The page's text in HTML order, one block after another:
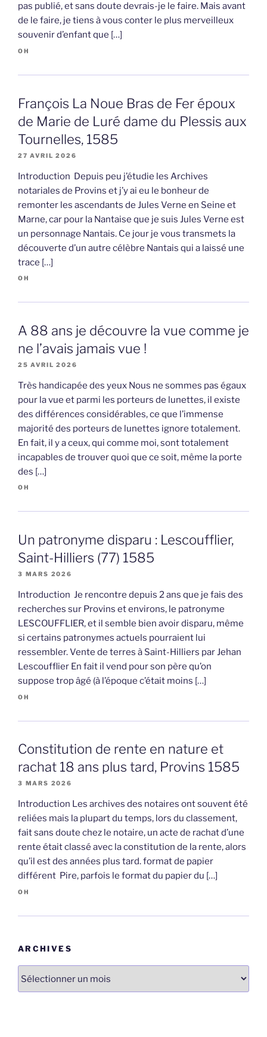
pas publié, et sans doute devrais-je le faire. Mais avant
de le faire, je tiens à vous conter le plus merveilleux
souvenir d’enfant que […]
OH
François La Noue Bras de Fer époux
de Marie de Luré dame du Plessis aux
Tournelles, 1585
27 AVRIL 2026
Introduction Depuis peu j’étudie les Archives
notariales de Provins et j’y ai eu le bonheur de
remonter les ascendants de Jules Verne en Seine et
Marne, car pour la Nantaise que je suis Jules Verne est
un personnage Nantais. Ce jour je vous transmets la
découverte d’un autre célèbre Nantais qui a laissé une
trace […]
OH
A 88 ans je découvre la vue comme je
ne l’avais jamais vue !
25 AVRIL 2026
Très handicapée des yeux Nous ne sommes pas égaux
pour la vue et parmi les porteurs de lunettes, il existe
des différences considérables, ce que l’immense
majorité des porteurs de lunettes ignore totalement.
En fait, il y a ceux, qui comme moi, sont totalement
incapables de trouver quoi que ce soit, même la porte
des […]
OH
Un patronyme disparu : Lescoufflier,
Saint-Hilliers (77) 1585
3 MARS 2026
Introduction Je rencontre depuis 2 ans que je fais des
recherches sur Provins et environs, le patronyme
LESCOUFFLIER, et il semble bien avoir disparu, même
si certains patronymes actuels pourraient lui
ressembler. Vente de terres à Saint-Hilliers par Jehan
Lescoufflier En fait il vend pour son père qu’on
suppose trop âgé (à l’époque c’était moins […]
OH
Constitution de rente en nature et
rachat 18 ans plus tard, Provins 1585
3 MARS 2026
Introduction Les archives des notaires ont souvent été
reliées mais la plupart du temps, lors du classement,
fait sans doute chez le notaire, un acte de rachat d’une
rente était classé avec la constitution de la rente, alors
qu’il est des années plus tard. format de papier
différent Pire, parfois le format du papier du […]
OH
ARCHIVES